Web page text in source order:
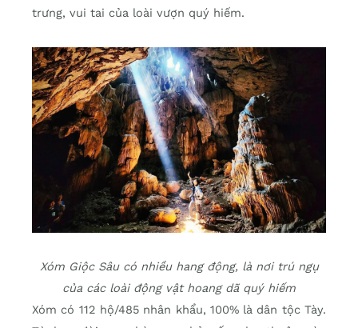
trưng, vui tai của loài vượn quý hiếm.
Xóm Giộc Sâu có nhiều hang động, là nơi trú ngụ
của các loài động vật hoang dã quý hiếm
Xóm có 112 hộ/485 nhân khẩu, 100% là dân tộc Tày.